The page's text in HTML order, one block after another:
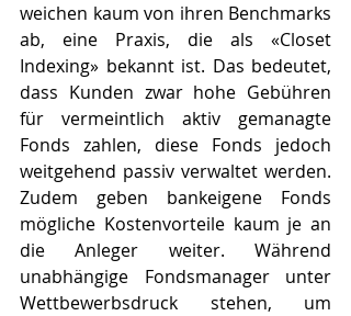
weichen kaum von ihren Benchmarks
ab, eine Praxis, die als «Closet
Indexing» bekannt ist. Das bedeutet,
dass Kunden zwar hohe Gebühren
für vermeintlich aktiv gemanagte
Fonds zahlen, diese Fonds jedoch
weitgehend passiv verwaltet werden.
Zudem geben bankeigene Fonds
mögliche Kostenvorteile kaum je an
die Anleger weiter. Während
unabhängige Fondsmanager unter
Wettbewerbsdruck stehen, um